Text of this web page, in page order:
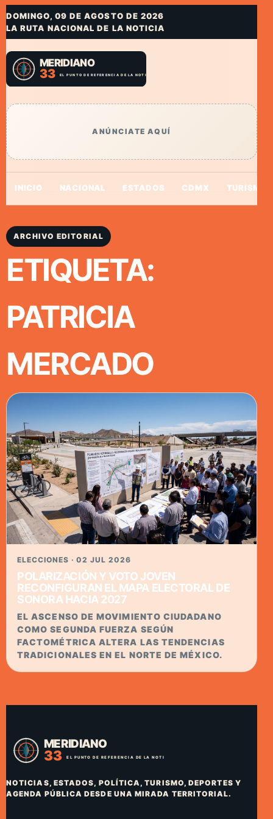
DOMINGO, 09 DE AGOSTO DE 2026
LA RUTA NACIONAL DE LA NOTICIA
ANÚNCIATE AQUÍ
INICIO NACIONAL ESTADOS CDMX TURISMO
ARCHIVO EDITORIAL
ETIQUETA:
PATRICIA
MERCADO
ELECCIONES · 02 JUL 2026
POLARIZACIÓN Y VOTO JOVEN
RECONFIGURAN EL MAPA ELECTORAL DE
SONORA HACIA 2027
EL ASCENSO DE MOVIMIENTO CIUDADANO
COMO SEGUNDA FUERZA SEGÚN
FACTOMÉTRICA ALTERA LAS TENDENCIAS
TRADICIONALES EN EL NORTE DE MÉXICO.
NOTICIAS, ESTADOS, POLÍTICA, TURISMO, DEPORTES Y
AGENDA PÚBLICA DESDE UNA MIRADA TERRITORIAL.